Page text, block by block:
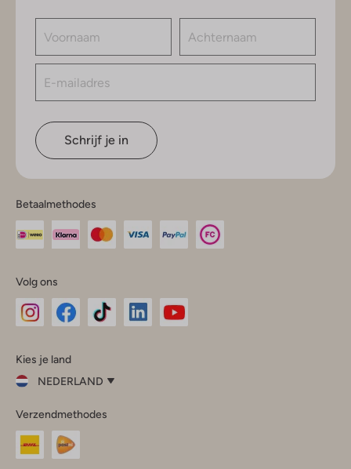
Schrijf je in
Betaalmethodes
Volg ons
InstagramFacebook
Kies je land
NEDERLAND
je
land
Nederland
Verzendmethodes